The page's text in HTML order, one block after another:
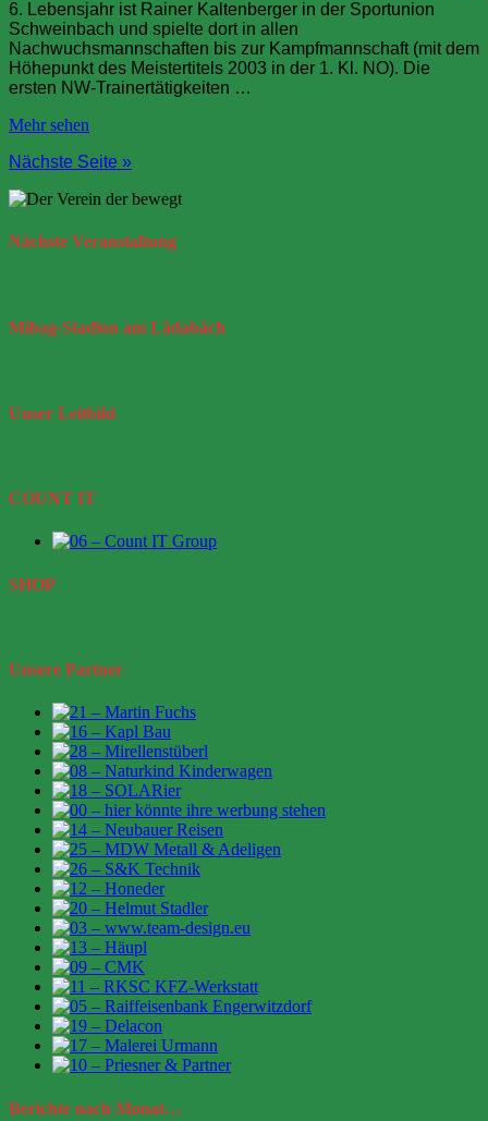
6. Lebensjahr ist Rainer Kaltenberger in der Sportunion
Schweinbach und spielte dort in allen
Nachwuchsmannschaften bis zur Kampfmannschaft (mit dem
Höhepunkt des Meistertitels 2003 in der 1. Kl. NO). Die
ersten NW-Trainertätigkeiten …
Mehr sehen
Nächste Seite »
Nächste Veranstaltung
Mibag-Stadion am Lådabåch
Unser Leitbild
COUNT IT
SHOP
Unsere Partner
Berichte nach Monat…